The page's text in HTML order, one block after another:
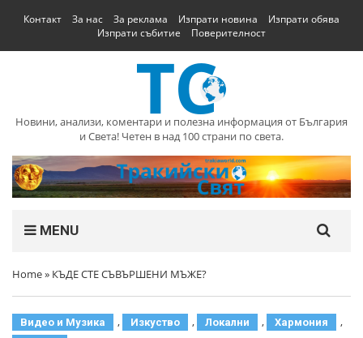
Контакт За нас За реклама Изпрати новина
Изпрати обява
Изпрати събитие
Поверителност
Новини, анализи, коментари и полезна информация от България
и Света! Четен в над 100 страни по света.
MENU
Home» КЪДЕ СТЕ СЪВЪРШЕНИ МЪЖЕ?
Видео и Музика , Изкуство , Локални , Хармония ,